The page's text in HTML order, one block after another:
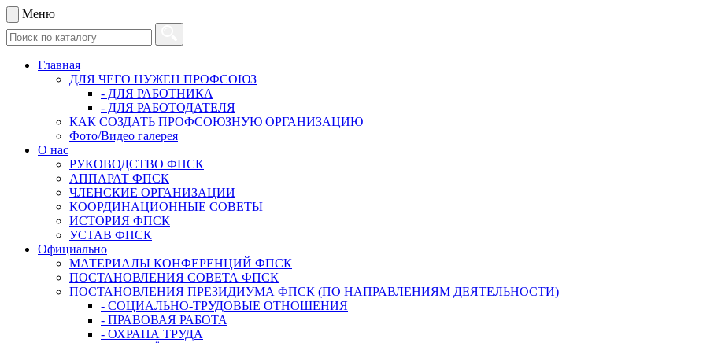
Меню
Главная
ДЛЯ ЧЕГО НУЖЕН ПРОФСОЮЗ
- ДЛЯ РАБОТНИКА
- ДЛЯ РАБОТОДАТЕЛЯ
КАК СОЗДАТЬ ПРОФСОЮЗНУЮ ОРГАНИЗАЦИЮ
Фото/Видео галерея
О нас
РУКОВОДСТВО ФПСК
АППАРАТ ФПСК
ЧЛЕНСКИЕ ОРГАНИЗАЦИИ
КООРДИНАЦИОННЫЕ СОВЕТЫ
ИСТОРИЯ ФПСК
УСТАВ ФПСК
Официально
МАТЕРИАЛЫ КОНФЕРЕНЦИЙ ФПСК
ПОСТАНОВЛЕНИЯ СОВЕТА ФПСК
ПОСТАНОВЛЕНИЯ ПРЕЗИДИУМА ФПСК (ПО НАПРАВЛЕНИЯМ ДЕЯТЕЛЬНОСТИ)
- СОЦИАЛЬНО-ТРУДОВЫЕ ОТНОШЕНИЯ
- ПРАВОВАЯ РАБОТА
- ОХРАНА ТРУДА